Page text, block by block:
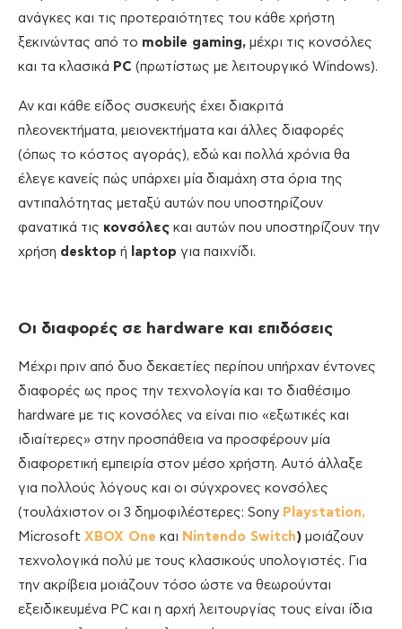
ανάγκες και τις προτεραιότητες του κάθε χρήστη
ξεκινώντας από το mobile gaming, μέχρι τις κονσόλες
και τα κλασικά PC (πρωτίστως με λειτουργικό Windows).
Αν και κάθε είδος συσκευής έχει διακριτά
πλεονεκτήματα, μειονεκτήματα και άλλες διαφορές
(όπως το κόστος αγοράς), εδώ και πολλά χρόνια θα
έλεγε κανείς πώς υπάρχει μία διαμάχη στα όρια της
αντιπαλότητας μεταξύ αυτών που υποστηρίζουν
φανατικά τις κονσόλες και αυτών που υποστηρίζουν την
χρήση desktop ή laptop για παιχνίδι.
Οι διαφορές σε hardware και επιδόσεις
Μέχρι πριν από δυο δεκαετίες περίπου υπήρχαν έντονες
διαφορές ως προς την τεχνολογία και το διαθέσιμο
hardware με τις κονσόλες να είναι πιο «εξωτικές και
ιδιαίτερες» στην προσπάθεια να προσφέρουν μία
διαφορετική εμπειρία στον μέσο χρήστη. Αυτό άλλαξε
για πολλούς λόγους και οι σύγχρονες κονσόλες
(τουλάχιστον οι 3 δημοφιλέστερες: Sony Playstation,
Microsoft XBOX One και Nintendo Switch) μοιάζουν
τεχνολογικά πολύ με τους κλασικούς υπολογιστές. Για
την ακρίβεια μοιάζουν τόσο ώστε να θεωρούνται
εξειδικευμένα PC και η αρχή λειτουργίας τους είναι ίδια